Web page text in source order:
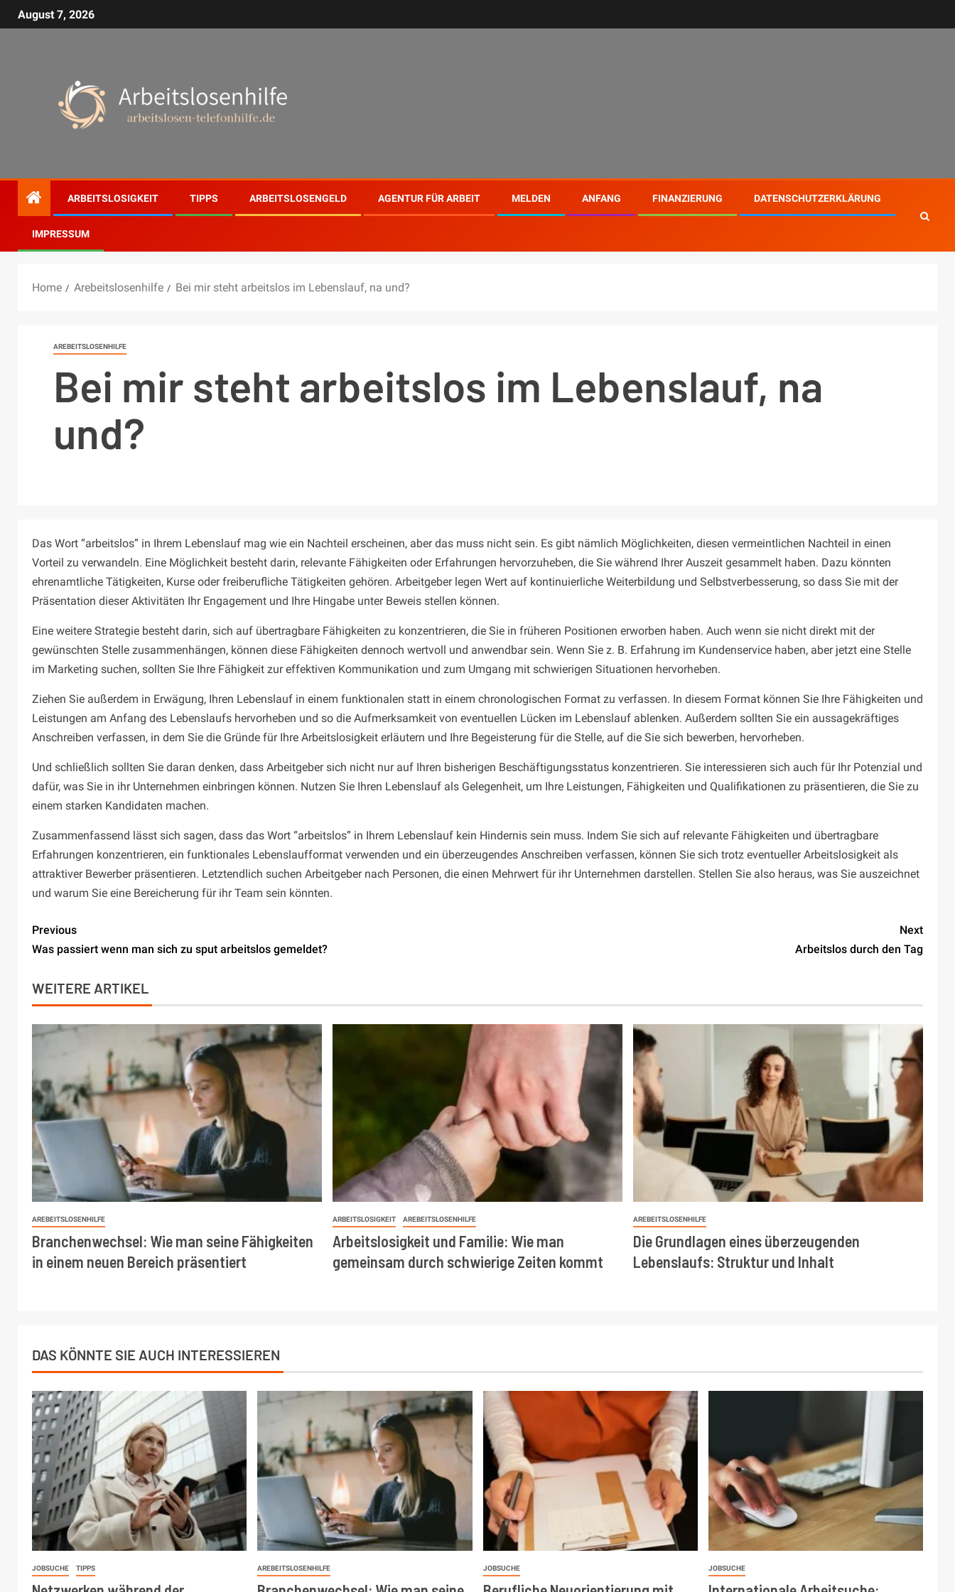
August 7, 2026
ARBEITSLOSIGKEIT TIPPS ARBEITSLOSENGELD AGENTUR FÜR ARBEIT MELDEN ANFANG FINANZIERUNG DATENSCHUTZERKLÄRUNG
IMPRESSUM
Home Arebeitslosenhilfe Bei mir steht arbeitslos im Lebenslauf, na und?
AREBEITSLOSENHILFE
Bei mir steht arbeitslos im Lebenslauf, na
und?
Das Wort “arbeitslos” in Ihrem Lebenslauf mag wie ein Nachteil erscheinen, aber das muss nicht sein. Es gibt nämlich Möglichkeiten, diesen vermeintlichen Nachteil in einen
Vorteil zu verwandeln. Eine Möglichkeit besteht darin, relevante Fähigkeiten oder Erfahrungen hervorzuheben, die Sie während Ihrer Auszeit gesammelt haben. Dazu könnten
ehrenamtliche Tätigkeiten, Kurse oder freiberufliche Tätigkeiten gehören. Arbeitgeber legen Wert auf kontinuierliche Weiterbildung und Selbstverbesserung, so dass Sie mit der
Präsentation dieser Aktivitäten Ihr Engagement und Ihre Hingabe unter Beweis stellen können.
Eine weitere Strategie besteht darin, sich auf übertragbare Fähigkeiten zu konzentrieren, die Sie in früheren Positionen erworben haben. Auch wenn sie nicht direkt mit der
gewünschten Stelle zusammenhängen, können diese Fähigkeiten dennoch wertvoll und anwendbar sein. Wenn Sie z. B. Erfahrung im Kundenservice haben, aber jetzt eine Stelle
im Marketing suchen, sollten Sie Ihre Fähigkeit zur effektiven Kommunikation und zum Umgang mit schwierigen Situationen hervorheben.
Ziehen Sie außerdem in Erwägung, Ihren Lebenslauf in einem funktionalen statt in einem chronologischen Format zu verfassen. In diesem Format können Sie Ihre Fähigkeiten und
Leistungen am Anfang des Lebenslaufs hervorheben und so die Aufmerksamkeit von eventuellen Lücken im Lebenslauf ablenken. Außerdem sollten Sie ein aussagekräftiges
Anschreiben verfassen, in dem Sie die Gründe für Ihre Arbeitslosigkeit erläutern und Ihre Begeisterung für die Stelle, auf die Sie sich bewerben, hervorheben.
Und schließlich sollten Sie daran denken, dass Arbeitgeber sich nicht nur auf Ihren bisherigen Beschäftigungsstatus konzentrieren. Sie interessieren sich auch für Ihr Potenzial und
dafür, was Sie in ihr Unternehmen einbringen können. Nutzen Sie Ihren Lebenslauf als Gelegenheit, um Ihre Leistungen, Fähigkeiten und Qualifikationen zu präsentieren, die Sie zu
einem starken Kandidaten machen.
Zusammenfassend lässt sich sagen, dass das Wort “arbeitslos” in Ihrem Lebenslauf kein Hindernis sein muss. Indem Sie sich auf relevante Fähigkeiten und übertragbare
Erfahrungen konzentrieren, ein funktionales Lebenslaufformat verwenden und ein überzeugendes Anschreiben verfassen, können Sie sich trotz eventueller Arbeitslosigkeit als
attraktiver Bewerber präsentieren. Letztendlich suchen Arbeitgeber nach Personen, die einen Mehrwert für ihr Unternehmen darstellen. Stellen Sie also heraus, was Sie auszeichnet
und warum Sie eine Bereicherung für ihr Team sein könnten.
Previous
Was passiert wenn man sich zu sput arbeitslos gemeldet?
Next
Arbeitslos durch den Tag
WEITERE ARTIKEL
AREBEITSLOSENHILFE
Branchenwechsel: Wie man seine Fähigkeiten
in einem neuen Bereich präsentiert
ARBEITSLOSIGKEIT AREBEITSLOSENHILFE
Arbeitslosigkeit und Familie: Wie man
gemeinsam durch schwierige Zeiten kommt
AREBEITSLOSENHILFE
Die Grundlagen eines überzeugenden
Lebenslaufs: Struktur und Inhalt
DAS KÖNNTE SIE AUCH INTERESSIEREN
JOBSUCHE TIPPS AREBEITSLOSENHILFE JOBSUCHE JOBSUCHE